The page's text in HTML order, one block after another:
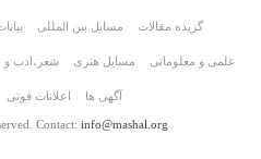
گزیده مقالات مسایل بین المللی
علمی و معلوماتی مسايل هنری شعر،ادب و
آگهی ها اعلانات فوتی
Contact: info@mashal.org